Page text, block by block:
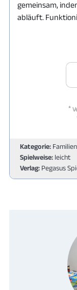
gemeinsam,
abläuft.
*
Kategorie:
Spielweise: leicht
Verlag: Pegasus